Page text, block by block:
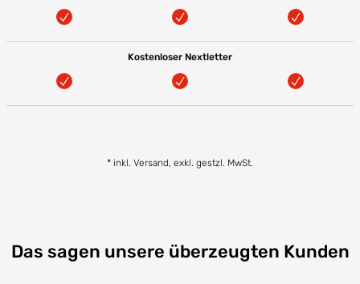
Kostenloser Nextletter
* inkl. Versand, exkl. gestzl. MwSt.
Das sagen unsere überzeugten Kunden